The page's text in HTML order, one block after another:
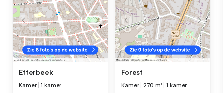
Etterbeek
Kamer |1 kamer
Forest
Kamer |270 m² |1 kamer